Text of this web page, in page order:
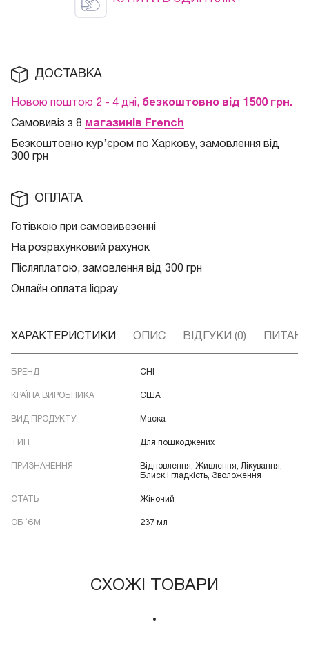
ДОСТАВКА
Новою поштою 2 - 4 дні, безкоштовно від 1500 грн.
Самовивіз з 8 магазинів French
Безкоштовно кур’єром по Харкову, замовлення від
300 грн
ОПЛАТА
Готівкою при самовивезенні
На розрахунковий рахунок
Післяплатою, замовлення від 300 грн
Онлайн оплата liqpay
ХАРАКТЕРИСТИКИ ОПИС ВІДГУКИ (0)
БРЕНД CHI
КРАЇНА ВИРОБНИКА США
ВИД ПРОДУКТУ Маска
ТИП Для пошкоджених
ПРИЗНАЧЕННЯ
Відновлення, Живлення, Лікування,
Блиск і гладкість, Зволоження
СТАТЬ Жіночий
ОБ `ЄМ 237 мл
СХОЖІ ТОВАРИ